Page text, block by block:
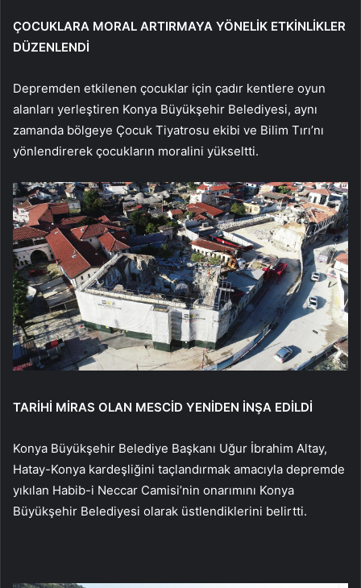
ÇOCUKLARA MORAL ARTIRMAYA YÖNELİK ETKİNLİKLER
DÜZENLENDİ
Depremden etkilenen çocuklar için çadır kentlere oyun
alanları yerleştiren Konya Büyükşehir Belediyesi, aynı
zamanda bölgeye Çocuk Tiyatrosu ekibi ve Bilim Tırı’nı
yönlendirerek çocukların moralini yükseltti.
TARİHİ MİRAS OLAN MESCİD YENİDEN İNŞA EDİLDİ
Konya Büyükşehir Belediye Başkanı Uğur İbrahim Altay,
Hatay-Konya kardeşliğini taçlandırmak amacıyla depremde
yıkılan Habib-i Neccar Camisi’nin onarımını Konya
Büyükşehir Belediyesi olarak üstlendiklerini belirtti.